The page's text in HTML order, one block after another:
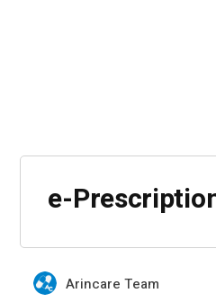
e-
Arincare Team